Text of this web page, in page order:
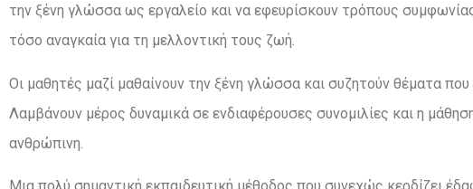
την ξένη γλώσσα ως εργαλείο και να εφευρίσκουν τρόπους
τόσο αναγκαία για τη μελλοντική τους ζωή.
Οι μαθητές μαζί μαθαίνουν την ξένη γλώσσα και συζητούν θέματα
Λαμβάνουν μέρος δυναμικά σε ενδιαφέρουσες συνομιλίες και η
ανθρώπινη.